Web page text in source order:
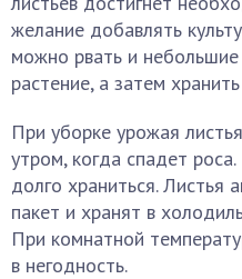
желание добавлять
можно рвать и
растение, а затем
При уборке урожая
утром, когда спадет
долго храниться. Листья
пакет и хранят в
При комнатной
в негодность.